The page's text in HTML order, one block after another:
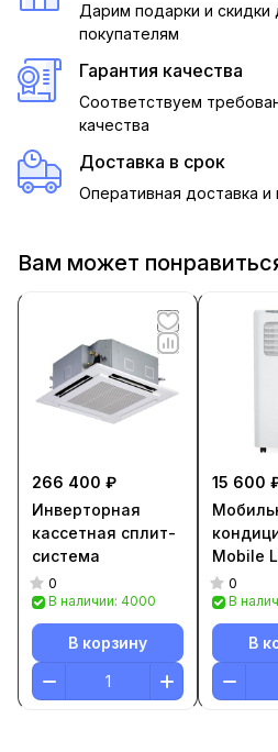
Дарим подарки и скидки
покупателям
Гарантия качества
Соответствуем
качества
Доставка в срок
Оперативная доставка и
Вам может
266 400 ₽
Инверторная
кассетная сплит-
система
0
В наличии: 4000
В корзину
15 600
Mobile
0
В
В